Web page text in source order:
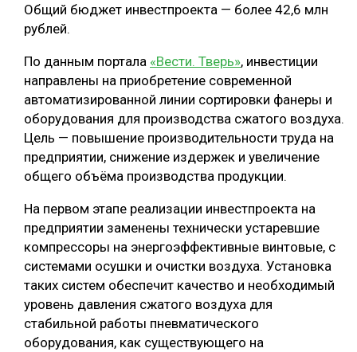
СОРТИРОВКА ДРЕВЕСИНЫ
МЕБЕЛЬНОЕ ПРОИЗВОДСТВО
Общий бюджет инвестпроекта — более 42,6 млн
рублей.
По данным портала «Вести. Тверь», инвестиции
направлены на приобретение современной
автоматизированной линии сортировки фанеры и
оборудования для производства сжатого воздуха.
Цель — повышение производительности труда на
предприятии, снижение издержек и увеличение
общего объёма производства продукции.
На первом этапе реализации инвестпроекта на
предприятии заменены технически устаревшие
компрессоры на энергоэффективные винтовые, с
системами осушки и очистки воздуха. Установка
таких систем обеспечит качество и необходимый
уровень давления сжатого воздуха для
стабильной работы пневматического
оборудования, как существующего на